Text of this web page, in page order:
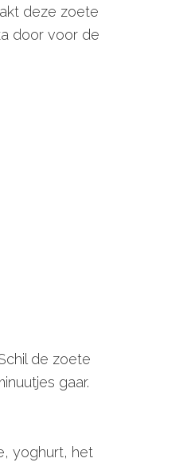
deze zoete
door voor de
de zoete
gaar.
yoghurt, het